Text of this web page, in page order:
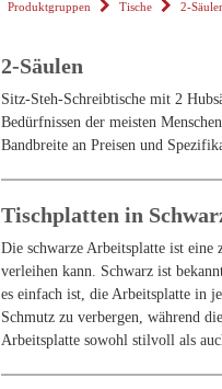
Produktgruppen Tische 2-
2-Säulen
Sitz-Steh-Schreibtische mit 2
Bedürfnissen der meisten
Bandbreite an Preisen und
Tischplatten in
Die schwarze Arbeitsplatte ist
verleihen kann. Schwarz ist
es einfach ist, die Arbeitsplatte in
Schmutz zu verbergen, während
Arbeitsplatte sowohl stilvoll als